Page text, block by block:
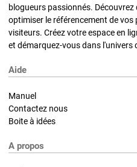
blogueurs passionnés.
optimiser le référencement de
visiteurs. Créez votre espace en
et démarquez-vous dans l'univers
Aide
Manuel
Contactez nous
Boite à idées
A propos